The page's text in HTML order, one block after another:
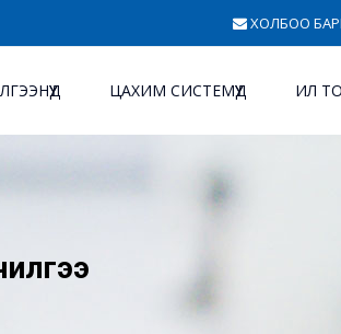
ХОЛБОО
ЦАХИМ СИСТЕМҮҮД ИЛ